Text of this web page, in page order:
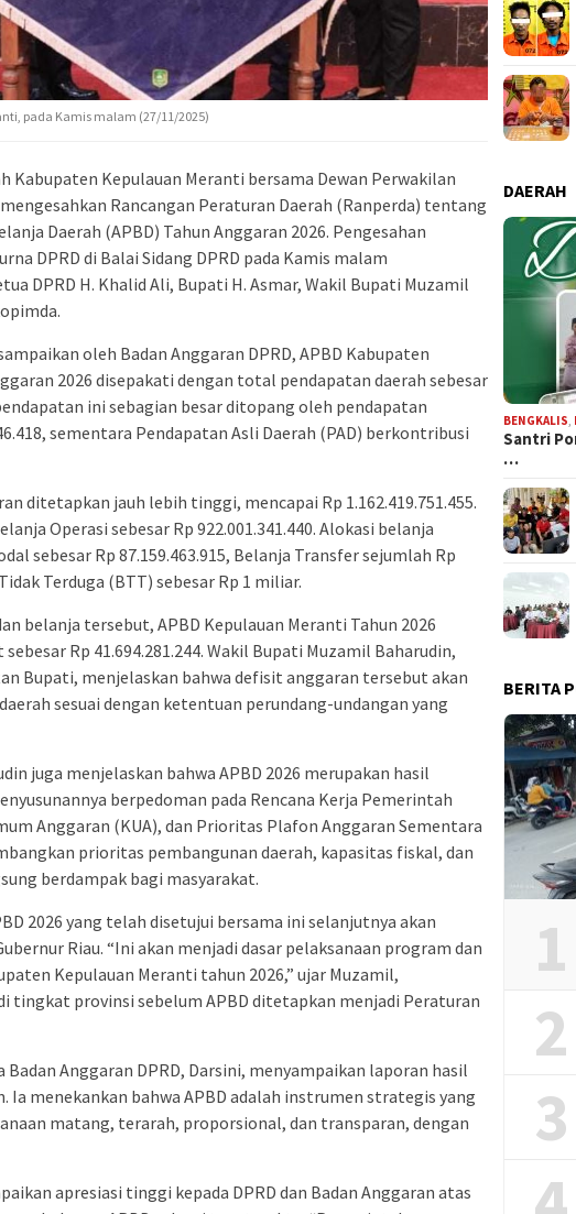
pada Kamis malam (27/11/2025)
Kabupaten Kepulauan Meranti bersama Dewan Perwakilan
Rancangan Peraturan Daerah (Ranperda) tentang
Daerah (APBD) Tahun Anggaran 2026. Pengesahan
DPRD di Balai Sidang DPRD pada Kamis malam
DPRD H. Khalid Ali, Bupati H. Asmar, Wakil Bupati Muzamil
oleh Badan Anggaran DPRD, APBD Kabupaten
2026 disepakati dengan total pendapatan daerah sebesar
ini sebagian besar ditopang oleh pendapatan
sementara Pendapatan Asli Daerah (PAD) berkontribusi
ditetapkan jauh lebih tinggi, mencapai Rp 1.162.419.751.455.
Operasi sebesar Rp 922.001.341.440. Alokasi belanja
sebesar Rp 87.159.463.915, Belanja Transfer sejumlah Rp
Terduga (BTT) sebesar Rp 1 miliar.
belanja tersebut, APBD Kepulauan Meranti Tahun 2026
Rp 41.694.281.244. Wakil Bupati Muzamil Baharudin,
Bupati, menjelaskan bahwa defisit anggaran tersebut akan
sesuai dengan ketentuan perundang-undangan yang
juga menjelaskan bahwa APBD 2026 merupakan hasil
berpedoman pada Rencana Kerja Pemerintah
Anggaran (KUA), dan Prioritas Plafon Anggaran Sementara
prioritas pembangunan daerah, kapasitas fiskal, dan
berdampak bagi masyarakat.
2026 yang telah disetujui bersama ini selanjutnya akan
Riau. “Ini akan menjadi dasar pelaksanaan program dan
Kepulauan Meranti tahun 2026,” ujar Muzamil,
tingkat provinsi sebelum APBD ditetapkan menjadi Peraturan
Badan Anggaran DPRD, Darsini, menyampaikan laporan hasil
Ia menekankan bahwa APBD adalah instrumen strategis yang
matang, terarah, proporsional, dan transparan, dengan
apresiasi tinggi kepada DPRD dan Badan Anggaran atas
DAERAH
BENGKALIS
Santri
…
BERITA
1
2
3